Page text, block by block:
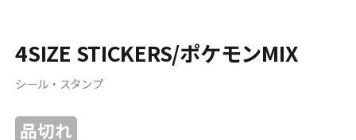
4SIZE STICKERS/ポケモンMIX
シール・スタンプ
品切れ